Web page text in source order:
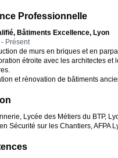
Professionnelle
Bâtiments Excellence, Lyon
Présent
de murs en briques et en
étroite avec les architectes et
et rénovation de bâtiments
Lycée des Métiers du BTP,
Sécurité sur les Chantiers, AFPA